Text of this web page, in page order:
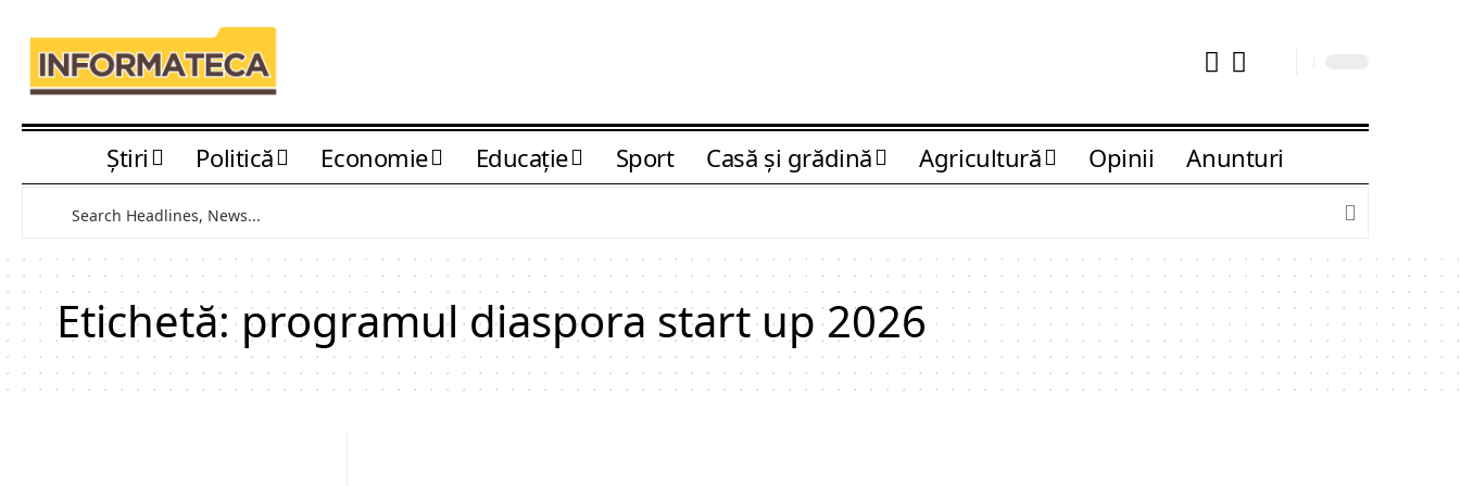
Știri Politică Economie Educaţie Sport Casă şi grădină Agricultură Opinii Anunturi
Etichetă:programul diaspora start up 2026